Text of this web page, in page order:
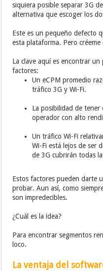
siquiera posible separar 3G
alternativa que escoger los
Este es un pequeño defecto
esta plataforma. Pero
La clave aquí es encontrar
factores:
Un eCPM promedio
tráfico 3G y Wi-Fi.
La posibilidad de tener
operador con alto
Un tráfico Wi-Fi
Wi-Fi está lejos de ser
de 3G cubrirán todas
Estos factores pueden darte
probar. Aun así, como
son impredecibles.
¿Cuál es la idea?
Para encontrar segmentos
loco.
La ventaja del